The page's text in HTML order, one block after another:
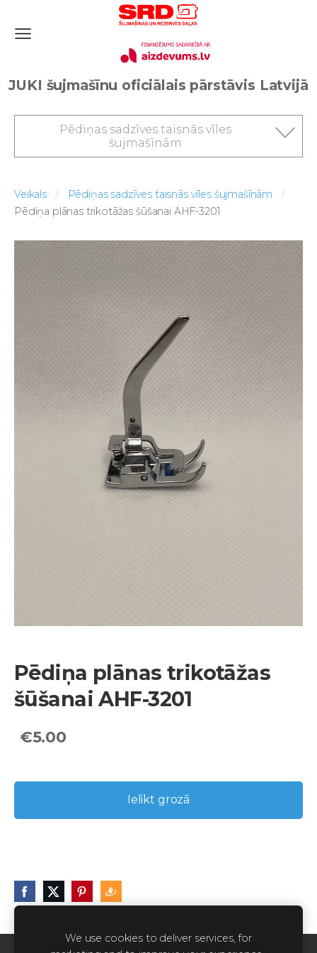
JUKI šujmašīnu oficiālais pārstāvis Latvijā
Pēdiņas sadzīves taisnās vīles
šujmašīnām
Veikals
Pēdiņas sadzīves taisnās vīles šujmašīnām
Pēdiņa plānas trikotāžas šūšanai AHF-3201
Pēdiņa plānas trikotāžas
šūšanai AHF-3201
€5.00
Ielikt grozā
We use cookies to deliver services, for